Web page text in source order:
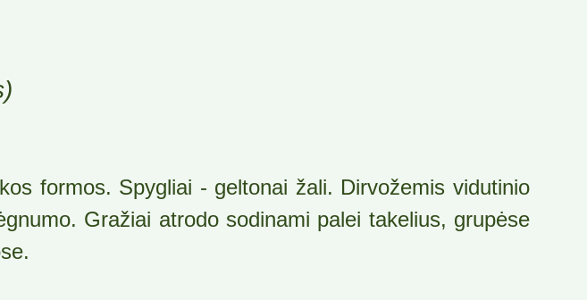
formos. Spygliai - geltonai žali. Dirvožemis vidutinio
Gražiai atrodo sodinami palei takelius, grupėse